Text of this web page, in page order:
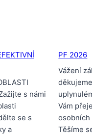
s námi
se s
a
PF 2026
Vážení
Vám
osobních
Těšíme